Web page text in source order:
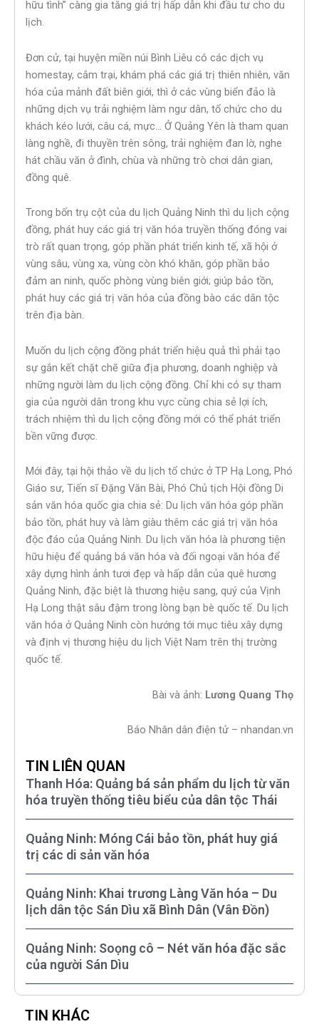
hữu tình” càng gia tăng giá trị hấp dẫn khi đầu tư cho du
lịch.
Đơn cử, tại huyện miền núi Bình Liêu có các dịch vụ
homestay, cắm trại, khám phá các giá trị thiên nhiên, văn
hóa của mảnh đất biên giới, thì ở các vùng biển đảo là
những dịch vụ trải nghiệm làm ngư dân, tổ chức cho du
khách kéo lưới, câu cá, mực… Ở Quảng Yên là tham quan
làng nghề, đi thuyền trên sông, trải nghiệm đan lờ, nghe
hát chầu văn ở đình, chùa và những trò chơi dân gian,
đồng quê.
Trong bốn trụ cột của du lịch Quảng Ninh thì du lịch cộng
đồng, phát huy các giá trị văn hóa truyền thống đóng vai
trò rất quan trọng, góp phần phát triển kinh tế, xã hội ở
vùng sâu, vùng xa, vùng còn khó khăn, góp phần bảo
đảm an ninh, quốc phòng vùng biên giới; giúp bảo tồn,
phát huy các giá trị văn hóa của đồng bào các dân tộc
trên địa bàn.
Muốn du lịch cộng đồng phát triển hiệu quả thì phải tạo
sự gắn kết chặt chẽ giữa địa phương, doanh nghiệp và
những người làm du lịch cộng đồng. Chỉ khi có sự tham
gia của người dân trong khu vực cùng chia sẻ lợi ích,
trách nhiệm thì du lịch cộng đồng mới có thể phát triển
bền vững được.
Mới đây, tại hội thảo về du lịch tổ chức ở TP Hạ Long, Phó
Giáo sư, Tiến sĩ Đặng Văn Bài, Phó Chủ tịch Hội đồng Di
sản văn hóa quốc gia chia sẻ: Du lịch văn hóa góp phần
bảo tồn, phát huy và làm giàu thêm các giá trị văn hóa
độc đáo của Quảng Ninh. Du lịch văn hóa là phương tiện
hữu hiệu để quảng bá văn hóa và đối ngoại văn hóa để
xây dựng hình ảnh tươi đẹp và hấp dẫn của quê hương
Quảng Ninh, đặc biệt là thương hiệu sang, quý của Vịnh
Hạ Long thật sâu đậm trong lòng bạn bè quốc tế. Du lịch
văn hóa ở Quảng Ninh còn hướng tới mục tiêu xây dựng
và định vị thương hiệu du lịch Việt Nam trên thị trường
quốc tế.
Bài và ảnh: Lương Quang Thọ
Báo Nhân dân điện tử – nhandan.vn
TIN LIÊN QUAN
Thanh Hóa: Quảng bá sản phẩm du lịch từ văn
hóa truyền thống tiêu biểu của dân tộc Thái
Quảng Ninh: Móng Cái bảo tồn, phát huy giá
trị các di sản văn hóa
Quảng Ninh: Khai trương Làng Văn hóa – Du
lịch dân tộc Sán Dìu xã Bình Dân (Vân Đồn)
Quảng Ninh: Soọng cô – Nét văn hóa đặc sắc
của người Sán Dìu
TIN KHÁC